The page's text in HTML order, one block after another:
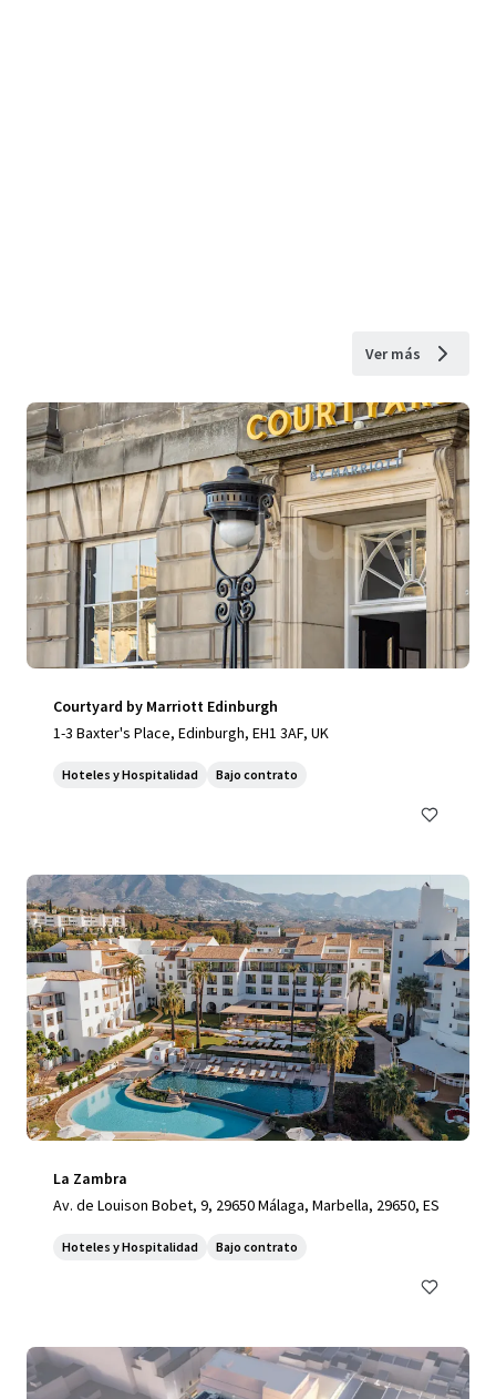
Ver más
Courtyard by Marriott Edinburgh
1-3 Baxter's Place, Edinburgh, EH1 3AF, UK
Hoteles y Hospitalidad Bajo contrato
La Zambra
Av. de Louison Bobet, 9, 29650 Málaga, Marbella, 29650, ES
Hoteles y Hospitalidad Bajo contrato